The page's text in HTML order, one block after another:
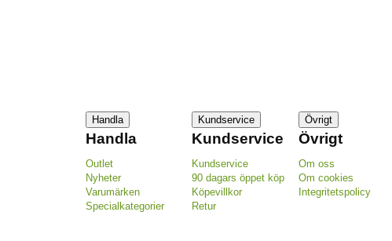
Handla
Handla
Outlet
Nyheter
Varumärken
Specialkategorier
Kundservice
Kundservice
Kundservice
90 dagars öppet köp
Köpevillkor
Retur
Övrigt
Övrigt
Om oss
Om cookies
Integritetspolicy